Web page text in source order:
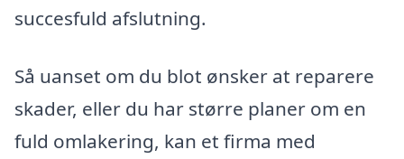
succesfuld afslutning.
Så uanset om du blot ønsker at reparere
skader, eller du har større planer om en
fuld omlakering, kan et firma med